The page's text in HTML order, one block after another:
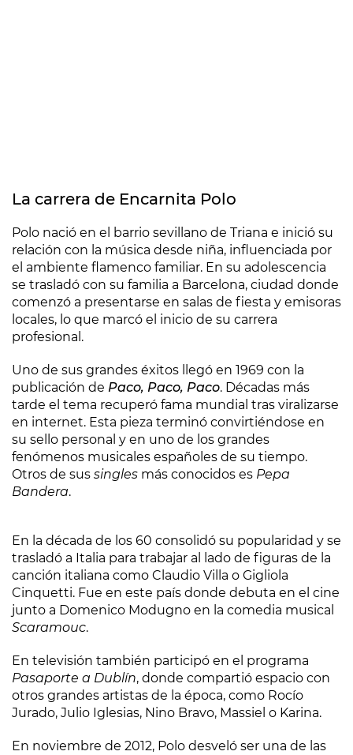
La carrera de Encarnita Polo
Polo nació en el barrio sevillano de Triana e inició su
relación con la música desde niña, influenciada por
el ambiente flamenco familiar. En su adolescencia
se trasladó con su familia a Barcelona, ciudad donde
comenzó a presentarse en salas de fiesta y emisoras
locales, lo que marcó el inicio de su carrera
profesional.
Uno de sus grandes éxitos llegó en 1969 con la
publicación de Paco, Paco, Paco. Décadas más
tarde el tema recuperó fama mundial tras viralizarse
en internet. Esta pieza terminó convirtiéndose en
su sello personal y en uno de los grandes
fenómenos musicales españoles de su tiempo.
Otros de sus singles más conocidos es Pepa
Bandera.
En la década de los 60 consolidó su popularidad y se
trasladó a Italia para trabajar al lado de figuras de la
canción italiana como Claudio Villa o Gigliola
Cinquetti. Fue en este país donde debuta en el cine
junto a Domenico Modugno en la comedia musical
Scaramouc.
En televisión también participó en el programa
Pasaporte a Dublín, donde compartió espacio con
otros grandes artistas de la época, como Rocío
Jurado, Julio Iglesias, Nino Bravo, Massiel o Karina.
En noviembre de 2012, Polo desveló ser una de las